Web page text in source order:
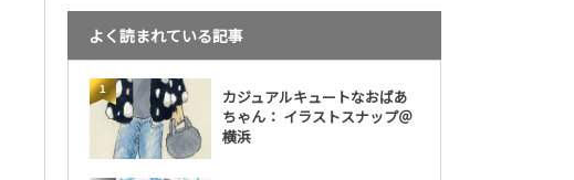
よく読まれている記事
1
カジュアルキュートなおばあ
ちゃん： イラストスナップ＠
横浜